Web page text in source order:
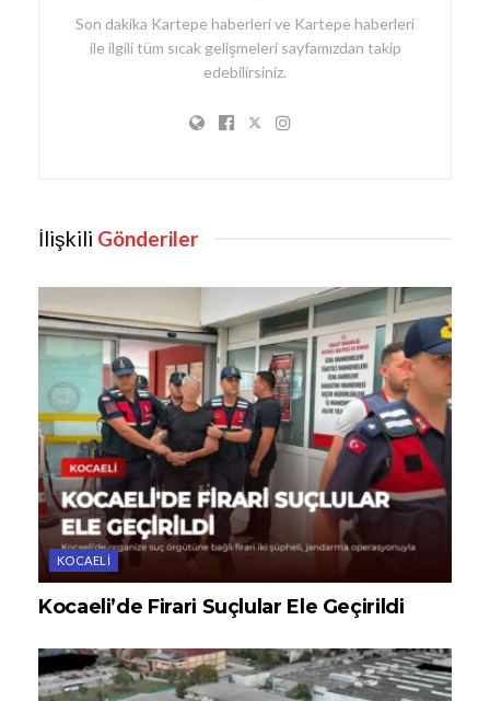
Son dakika Kartepe haberleri ve Kartepe haberleri
ile ilgili tüm sıcak gelişmeleri sayfamızdan takip
edebilirsiniz.
İlişkili Gönderiler
KOCAELI
Kocaeli’de Firari Suçlular Ele Geçirildi